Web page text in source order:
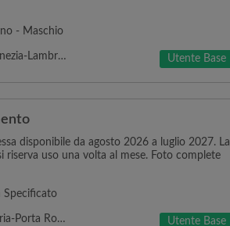
- Maschio
Città Studi Utente Base
disponibile da agosto 2026 a luglio 2027. La
riserva uso una volta al mese. Foto complete
Specificato
Rogoredo Utente Base